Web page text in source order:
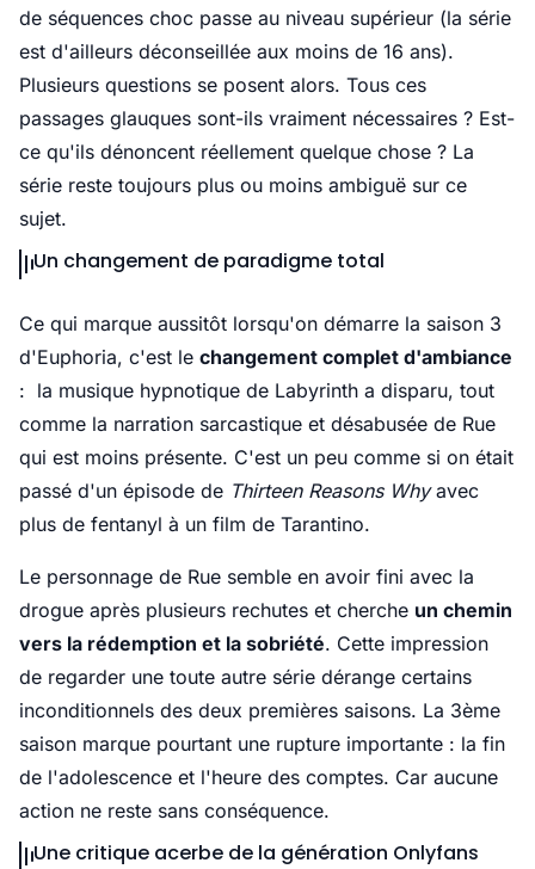
de séquences choc passe au niveau supérieur (la série
est d'ailleurs déconseillée aux moins de 16 ans).
Plusieurs questions se posent alors. Tous ces
passages glauques sont-ils vraiment nécessaires ? Est-
ce qu'ils dénoncent réellement quelque chose ? La
série reste toujours plus ou moins ambiguë sur ce
sujet.
Un changement de paradigme total
Ce qui marque aussitôt lorsqu'on démarre la saison 3
d'Euphoria, c'est le changement complet d'ambiance
: la musique hypnotique de Labyrinth a disparu, tout
comme la narration sarcastique et désabusée de Rue
qui est moins présente. C'est un peu comme si on était
passé d'un épisode de Thirteen Reasons Whyavec
plus de fentanyl à un film de Tarantino.
Le personnage de Rue semble en avoir fini avec la
drogue après plusieurs rechutes et cherche un chemin
vers la rédemption et la sobriété. Cette impression
de regarder une toute autre série dérange certains
inconditionnels des deux premières saisons. La 3ème
saison marque pourtant une rupture importante : la fin
de l'adolescence et l'heure des comptes. Car aucune
action ne reste sans conséquence.
Une critique acerbe de la génération Onlyfans